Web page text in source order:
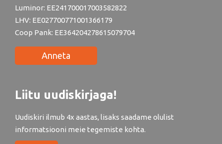
Luminor: EE241700017003582822
LHV: EE027700771001366179
Coop Pank: EE364204278615079704
Anneta
Liitu uudiskirjaga!
Uudiskiri ilmub 4x aastas, lisaks saadame olulist
informatsiooni meie tegemiste kohta.